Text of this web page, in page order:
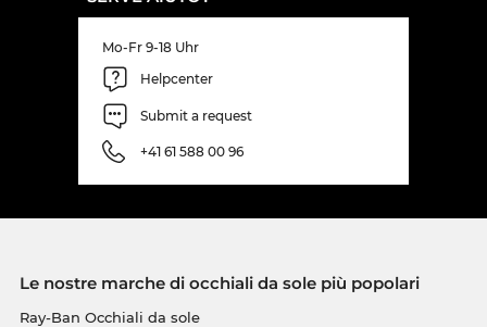
Mo-Fr 9-18 Uhr
Helpcenter
Submit a request
+41 61 588 00 96
Le nostre marche di occhiali da sole più popolari
Ray-Ban Occhiali da sole